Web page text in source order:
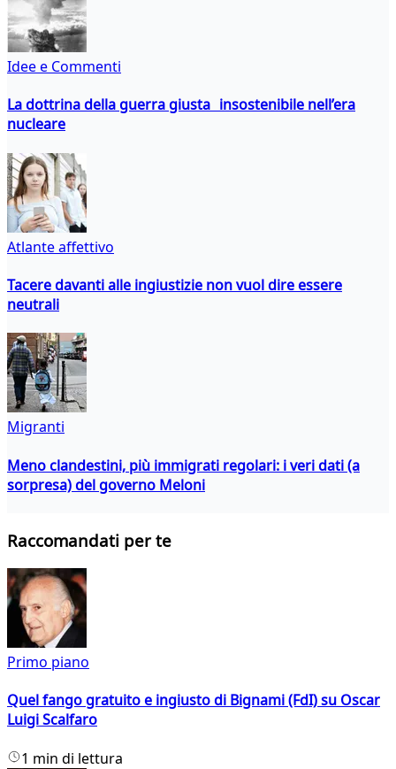
Idee e Commenti
La dottrina della guerra giusta insostenibile nell’era
nucleare
Atlante affettivo
Tacere davanti alle ingiustizie non vuol dire essere
neutrali
Migranti
Meno clandestini, più immigrati regolari: i veri dati (a
sorpresa) del governo Meloni
Raccomandati per te
Primo piano
Quel fango gratuito e ingiusto di Bignami (FdI) su Oscar
Luigi Scalfaro
1 min di lettura